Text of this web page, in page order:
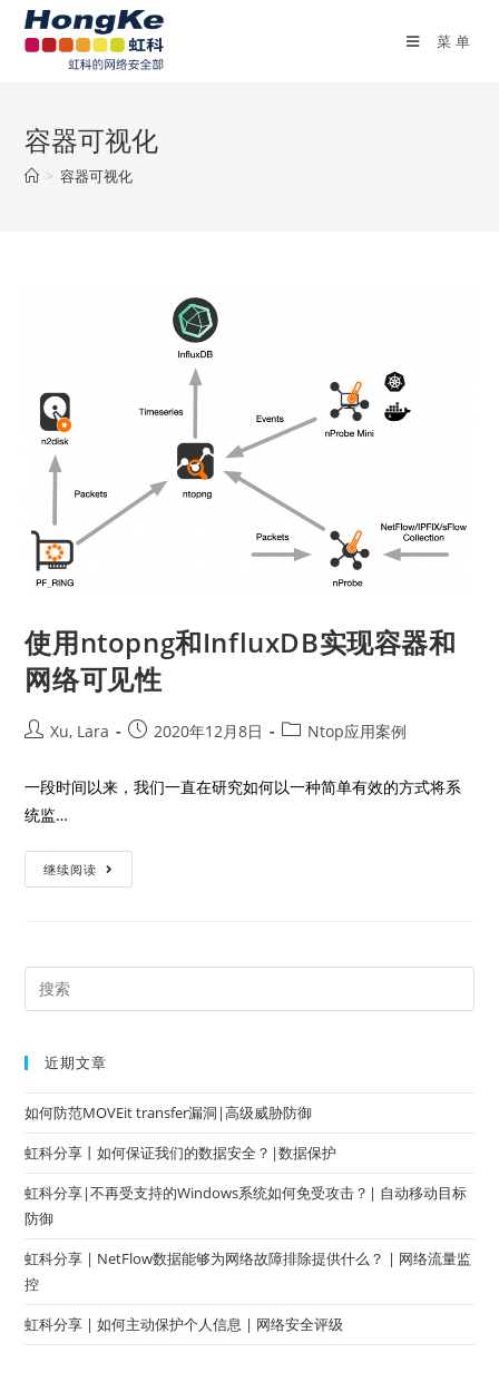
菜单
容器可视化
> 容器可视化
使用ntopng和InfluxDB实现容器和
网络可见性
Xu, Lara 2020年12月8日 Ntop应用案例
一段时间以来，我们一直在研究如何以一种简单有效的方式将系
统监…
继续阅读
近期文章
如何防范MOVEit transfer漏洞|高级威胁防御
虹科分享丨如何保证我们的数据安全？|数据保护
虹科分享|不再受支持的Windows系统如何免受攻击？| 自动移动目标
防御
虹科分享 | NetFlow数据能够为网络故障排除提供什么？ | 网络流量监
控
虹科分享 | 如何主动保护个人信息 | 网络安全评级